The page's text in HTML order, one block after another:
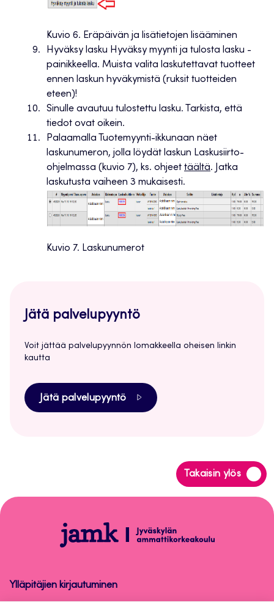
Kuvio 6. Eräpäivän ja lisätietojen lisääminen
Hyväksy lasku Hyväksy myynti ja tulosta lasku -
painikkeella. Muista valita laskutettavat tuotteet
ennen laskun hyväkymistä (ruksit tuotteiden
eteen)!
Sinulle avautuu tulostettu lasku. Tarkista, että
tiedot ovat oikein.
Palaamalla Tuotemyynti-ikkunaan näet
laskunumeron, jolla löydät laskun Laskusiirto-
ohjelmassa (kuvio 7), ks. ohjeet täältä. Jatka
laskutusta vaiheen 3 mukaisesti.
Kuvio 7. Laskunumerot
Jätä palvelupyyntö
Voit jättää palvelupyynnön lomakkeella oheisen linkin
kautta
Jätä palvelupyyntö
Takaisin ylös
Siirry
takaisin
Lyhytkurssi
Ylläpitäjien kirjautuminen